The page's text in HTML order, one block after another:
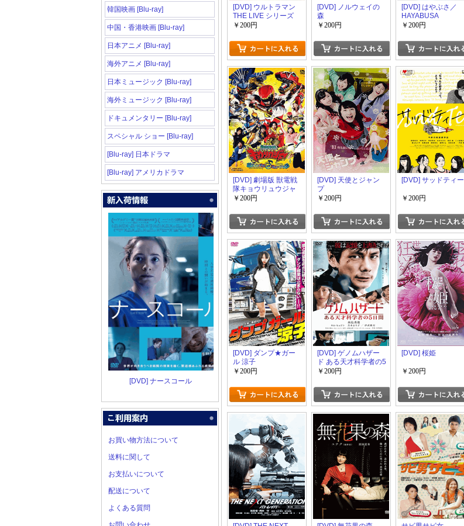
韓国映画 [Blu-ray]
中国・香港映画 [Blu-ray]
日本アニメ [Blu-ray]
海外アニメ [Blu-ray]
日本ミュージック [Blu-ray]
海外ミュージック [Blu-ray]
ドキュメンタリー [Blu-ray]
スペシャル ショー [Blu-ray]
[Blu-ray] 日本ドラマ
[Blu-ray] アメリカドラマ
[DVD] ナースコール
お買い物方法について
送料に関して
お支払いについて
配送について
よくある質問
[DVD] ウルトラマン
THE LIVE シリーズ
ウルトラマンフェス
「ウルトラセブン 進
め銀河の果てまでも!
」「邦画DVD 特撮ド
ラマ」
￥200円
[DVD] ノルウェイの
森
￥200円
[DVD] はやぶさ／
HAYABUSA
￥200円
[DVD] 劇場版 獣電戦
隊キョウリュウジャ
ー ガブリンチョ・オ
￥200円
[DVD] 天使とジャン
プ
￥200円
[DVD] サッドティー
￥200円
[DVD] ダンプ★ガー
ル 涼子
￥200円
[DVD] ゲノムハザー
ド ある天才科学者の5
日間
￥200円
[DVD] 桜姫
￥200円